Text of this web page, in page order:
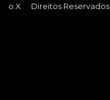
o.X
Direitos Reservados